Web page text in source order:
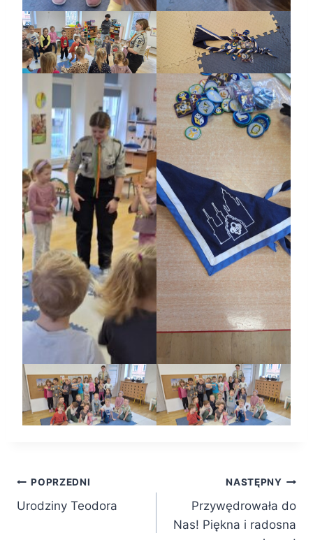
Nawigacja
wpisu
POPRZEDNI
Urodziny Teodora
NASTĘPNY
Przywędrowała do
Nas! Piękna i radosna